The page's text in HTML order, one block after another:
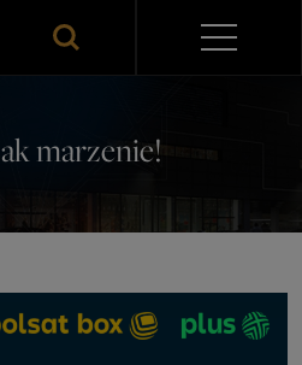
marzenie!